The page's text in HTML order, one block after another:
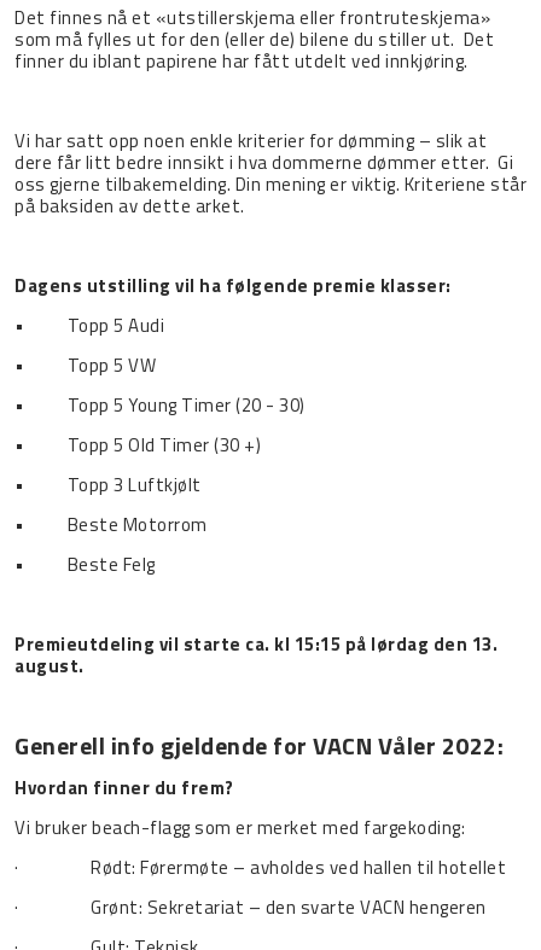
Det finnes nå et «utstillerskjema eller frontruteskjema»
som må fylles ut for den (eller de) bilene du stiller ut. Det
finner du iblant papirene har fått utdelt ved innkjøring.
Vi har satt opp noen enkle kriterier for dømming – slik at
dere får litt bedre innsikt i hva dommerne dømmer etter. Gi
oss gjerne tilbakemelding. Din mening er viktig. Kriteriene står
på baksiden av dette arket.
Dagens utstilling vil ha følgende premie klasser:
•
Topp 5 Audi
•
Topp 5 VW
•
Topp 5 Young Timer (20 - 30)
•
Topp 5 Old Timer (30 +)
•
Topp 3 Luftkjølt
•
Beste Motorrom
•
Beste Felg
Premieutdeling vil starte ca. kl 15:15 på lørdag den 13.
august.
Generell info gjeldende for VACN Våler 2022:
Hvordan finner du frem?
Vi bruker beach-flagg som er merket med fargekoding:
· Rødt: Førermøte – avholdes ved hallen til hotellet
· Grønt: Sekretariat – den svarte VACN hengeren